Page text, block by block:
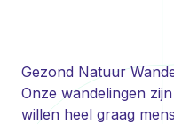
Gezond Natuur
Onze wandelingen
willen heel graag